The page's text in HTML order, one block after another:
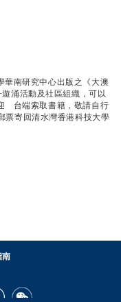
華南研究中心出版之《大澳
涌活動及社區組織，可以
台端索取書籍，敬請自行
票寄回清水灣香港科技大學
南
Wechat